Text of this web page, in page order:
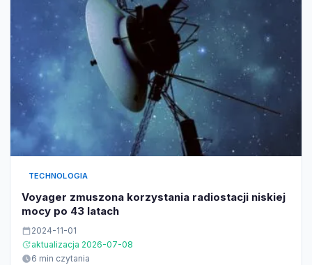
TECHNOLOGIA
Voyager zmuszona korzystania radiostacji niskiej
mocy po 43 latach
2024-11-01
aktualizacja 2026-07-08
6 min czytania